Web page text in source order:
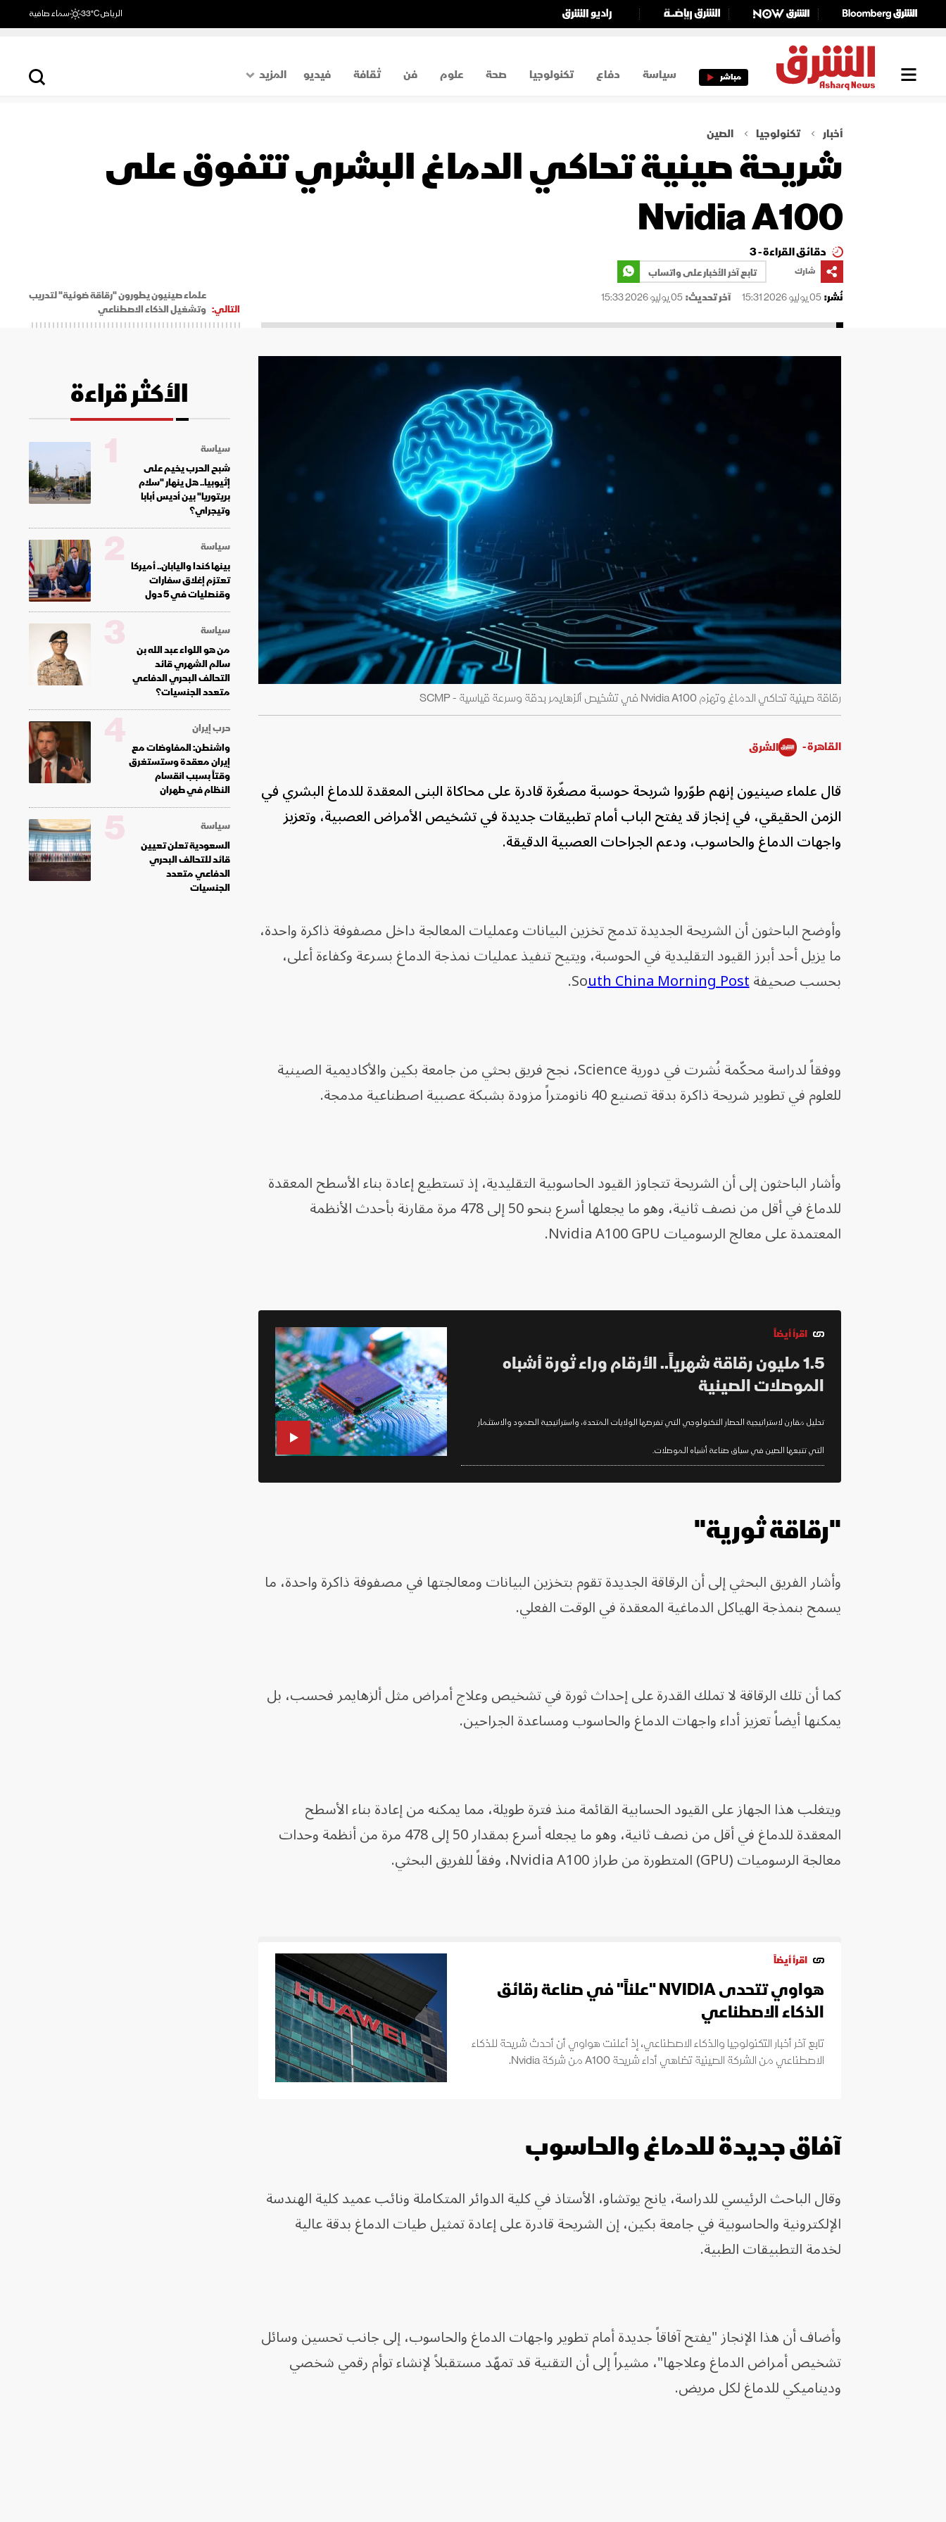
الرياض33°C سماء صافية
مباشر سياسة دفاع تكنولوجيا صحة علوم فن ثقافة فيديو
المزيد
اقتصاد
أخبار تكنولوجيا الصين
شريحة صينية تحاكي الدماغ البشري تتفوق على
Nvidia A100
دقائق القراءة - 3
شارك
تابع آخر الأخبار على واتساب
نُشر:05 يوليو 2026 15:31 آخر تحديث:05 يوليو 2026 15:33
التالي:
علماء صينيون يطورون "رقاقة ضوئية" لتدريب
وتشغيل الذكاء الاصطناعي
رقاقة صينية تحاكي الدماغ وتهزم Nvidia A100 في تشخيص ألزهايمر بدقة وسرعة قياسية - SCMP
القاهرة - الشرق
قال علماء صينيون إنهم طوّروا شريحة حوسبة مصغّرة قادرة على محاكاة البنى المعقدة للدماغ البشري في
الزمن الحقيقي، في إنجاز قد يفتح الباب أمام تطبيقات جديدة في تشخيص الأمراض العصبية، وتعزيز
واجهات الدماغ والحاسوب، ودعم الجراحات العصبية الدقيقة.
وأوضح الباحثون أن الشريحة الجديدة تدمج تخزين البيانات وعمليات المعالجة داخل مصفوفة ذاكرة واحدة،
ما يزيل أحد أبرز القيود التقليدية في الحوسبة، ويتيح تنفيذ عمليات نمذجة الدماغ بسرعة وكفاءة أعلى،
بحسب صحيفة South China Morning Post
.
ووفقاً لدراسة محكّمة نُشرت في دورية Science، نجح فريق بحثي من جامعة بكين والأكاديمية الصينية
للعلوم في تطوير شريحة ذاكرة بدقة تصنيع 40 نانومتراً مزودة بشبكة عصبية اصطناعية مدمجة.
وأشار الباحثون إلى أن الشريحة تتجاوز القيود الحاسوبية التقليدية، إذ تستطيع إعادة بناء الأسطح المعقدة
للدماغ في أقل من نصف ثانية، وهو ما يجعلها أسرع بنحو 50 إلى 478 مرة مقارنة بأحدث الأنظمة
المعتمدة على معالج الرسوميات Nvidia A100 GPU.
اقرأ أيضاً
1.5 مليون رقاقة شهرياً.. الأرقام وراء ثورة أشباه
الموصلات الصينية
تحليل مقارن لاستراتيجية الحصار التكنولوجي التي تفرضها الولايات المتحدة، واستراتيجية الصمود والاستثمار
التي تتبعها الصين في سباق صناعة أشباه الموصلات.
"رقاقة ثورية"
وأشار الفريق البحثي إلى أن الرقاقة الجديدة تقوم بتخزين البيانات ومعالجتها في مصفوفة ذاكرة واحدة، ما
يسمح بنمذجة الهياكل الدماغية المعقدة في الوقت الفعلي.
كما أن تلك الرقاقة لا تملك القدرة على إحداث ثورة في تشخيص وعلاج أمراض مثل ألزهايمر فحسب، بل
يمكنها أيضاً تعزيز أداء واجهات الدماغ والحاسوب ومساعدة الجراحين.
ويتغلب هذا الجهاز على القيود الحسابية القائمة منذ فترة طويلة، مما يمكنه من إعادة بناء الأسطح
المعقدة للدماغ في أقل من نصف ثانية، وهو ما يجعله أسرع بمقدار 50 إلى 478 مرة من أنظمة وحدات
معالجة الرسوميات (GPU) المتطورة من طراز Nvidia A100، وفقاً للفريق البحثي.
اقرأ أيضاً
هواوي تتحدى NVIDIA "علناً" في صناعة رقائق
الذكاء الاصطناعي
تابع آخر أخبار التكنولوجيا والذكاء الاصطناعي، إذ أعلنت هواوي أن أحدث شريحة للذكاء
الاصطناعي من الشركة الصينية تضاهي أداء شريحة A100 من شركة Nvidia.
آفاق جديدة للدماغ والحاسوب
وقال الباحث الرئيسي للدراسة، يانج يوتشاو، الأستاذ في كلية الدوائر المتكاملة ونائب عميد كلية الهندسة
الإلكترونية والحاسوبية في جامعة بكين، إن الشريحة قادرة على إعادة تمثيل طيات الدماغ بدقة عالية
لخدمة التطبيقات الطبية.
وأضاف أن هذا الإنجاز "يفتح آفاقاً جديدة أمام تطوير واجهات الدماغ والحاسوب، إلى جانب تحسين وسائل
تشخيص أمراض الدماغ وعلاجها"، مشيراً إلى أن التقنية قد تمهّد مستقبلاً لإنشاء توأم رقمي شخصي
وديناميكي للدماغ لكل مريض.
الأكثر قراءة
سياسة
شبح الحرب يخيم على
إثيوبيا.. هل ينهار "سلام
بريتوريا" بين أديس أبابا
وتيجراي؟
1
سياسة
بينها كندا واليابان.. أميركا
تعتزم إغلاق سفارات
وقنصليات في 5 دول
2
سياسة
من هو اللواء عبد الله بن
سالم الشهري قائد
التحالف البحري الدفاعي
متعدد الجنسيات؟
3
حرب إيران
واشنطن: المفاوضات مع
إيران معقدة وستستغرق
وقتاً بسبب انقسام
النظام في طهران
4
سياسة
السعودية تعلن تعيين
قائد للتحالف البحري
الدفاعي متعدد
الجنسيات
5